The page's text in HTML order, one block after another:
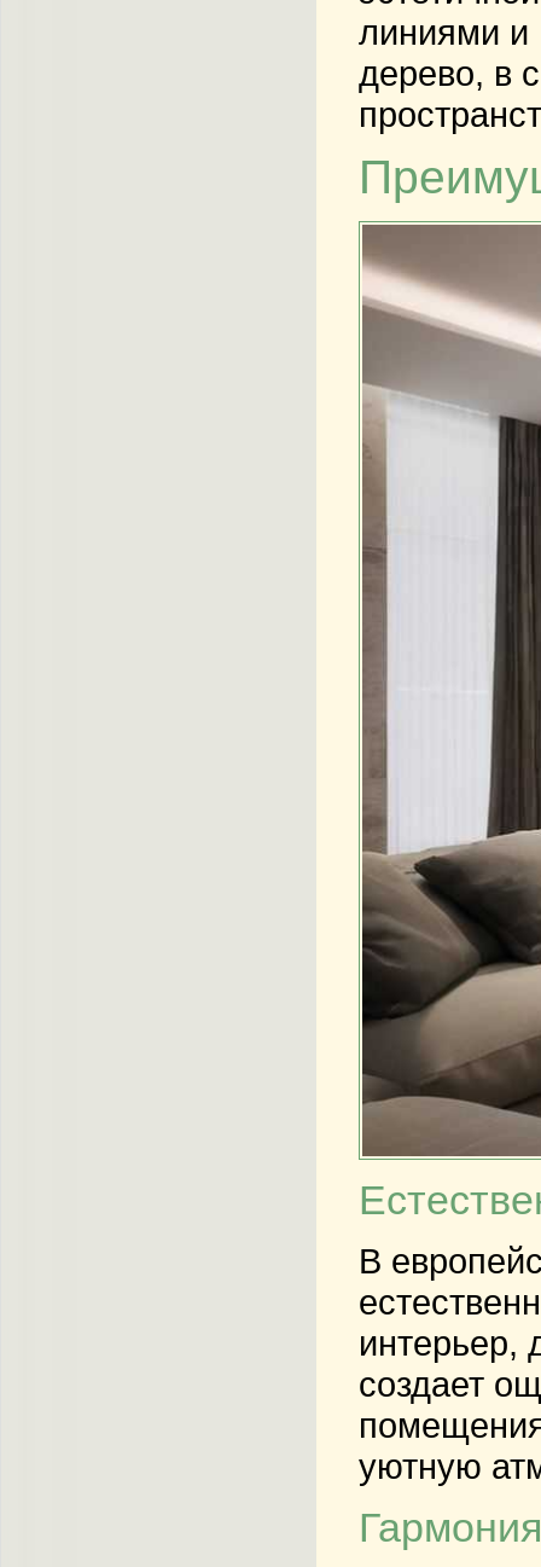
линиями и
дерево, в
В
интерьер,
создает
уютную